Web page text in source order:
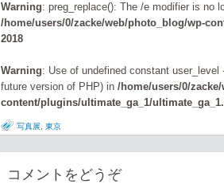
Warning: preg_replace(): The /e modifier is no
/home/users/0/zacke/web/photo_blog/wp-
2018
Warning: Use of undefined constant
future version of PHP) in /home/users/0/
content/plugins/ultimate_ga_1/
写真展 東京
コメントをどうぞ